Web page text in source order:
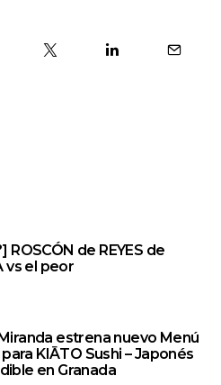
ROSCÓN de REYES de
vs el peor
estrena nuevo Menú
KIĀTO Sushi – Japonés
en Granada